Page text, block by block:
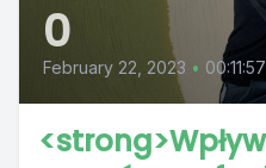
0
February 22, 2023 • 00:11:57